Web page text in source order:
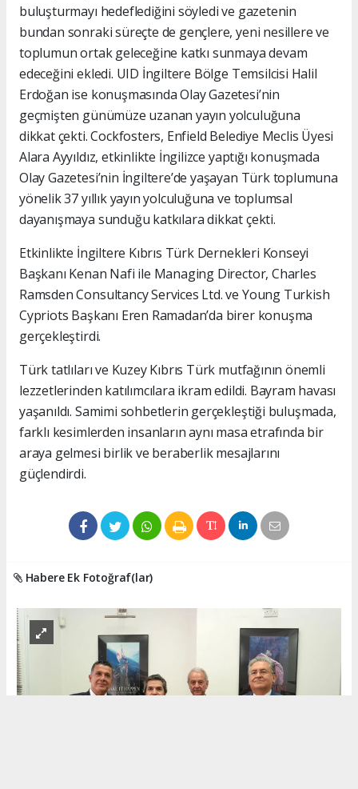
buluşturmayı hedeflediğini söyledi ve gazetenin
bundan sonraki süreçte de gençlere, yeni nesillere ve
toplumun ortak geleceğine katkı sunmaya devam
edeceğini ekledi. UID İngiltere Bölge Temsilcisi Halil
Erdoğan ise konuşmasında Olay Gazetesi’nin
geçmişten günümüze uzanan yayın yolculuğuna
dikkat çekti. Cockfosters, Enfield Belediye Meclis Üyesi
Alara Ayyıldız, etkinlikte İngilizce yaptığı konuşmada
Olay Gazetesi’nin İngiltere’de yaşayan Türk toplumuna
yönelik 37 yıllık yayın yolculuğuna ve toplumsal
dayanışmaya sunduğu katkılara dikkat çekti.
Etkinlikte İngiltere Kıbrıs Türk Dernekleri Konseyi
Başkanı Kenan Nafi ile Managing Director, Charles
Ramsden Consultancy Services Ltd. ve Young Turkish
Cypriots Başkanı Eren Ramadan’da birer konuşma
gerçekleştirdi.
Türk tatlıları ve Kuzey Kıbrıs Türk mutfağının önemli
lezzetlerinden katılımcılara ikram edildi. Bayram havası
yaşanıldı. Samimi sohbetlerin gerçekleştiği buluşmada,
farklı kesimlerden insanların aynı masa etrafında bir
araya gelmesi birlik ve beraberlik mesajlarını
güçlendirdi.
Habere Ek Fotoğraf(lar)